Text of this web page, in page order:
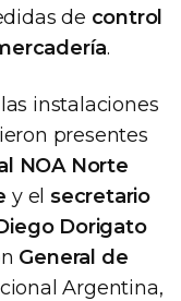
de control
.
instalaciones
presentes
NOA Norte
y elsecretario
Dorigato
General de
Argentina,